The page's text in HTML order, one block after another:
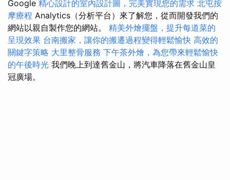
Google 精心設計的室內設計圖，完美實現您的需求 北屯按
摩療程 Analytics（分析平台）來了解您，從而開發我們的
網站以親自製作您的網站。 精美外燴擺盤，提升每道菜的
呈現效果 台南搬家，讓你的搬遷過程變得輕鬆愉快 高效的
關鍵字策略 大里整骨服務 下午茶外燴，為您帶來輕鬆愉快
的午後時光 我們晚上到達舊金山，將汽車降落在舊金山皇
冠廣場。